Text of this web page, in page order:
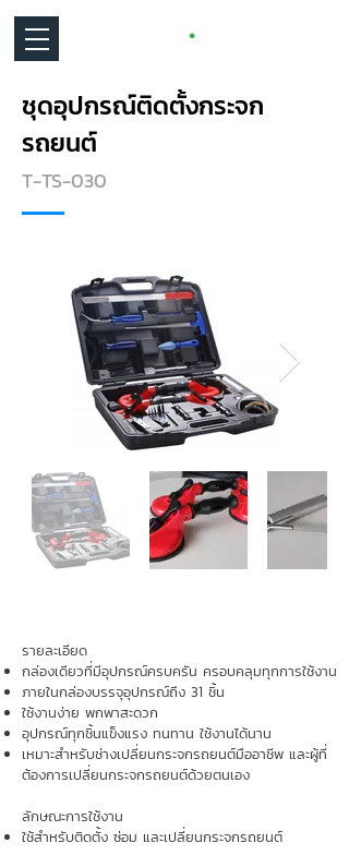
ชุดอุปกรณ์ติดตั้งกระจก
รถยนต์
T-TS-030
รายละเอียด
กล่องเดียวที่มีอุปกรณ์ครบครัน ครอบคลุมทุกการใช้งาน
ภายในกล่องบรรจุอุปกรณ์ถึง 31 ชิ้น
ใช้งานง่าย พกพาสะดวก
อุปกรณ์ทุกชิ้นแข็งแรง ทนทาน ใช้งานได้นาน
เหมาะสำหรับช่างเปลี่ยนกระจกรถยนต์มืออาชีพ และผู้ที่
ต้องการเปลี่ยนกระจกรถยนต์ด้วยตนเอง
ลักษณะการใช้งาน
ใช้สำหรับติดตั้ง ซ่อม และเปลี่ยนกระจกรถยนต์